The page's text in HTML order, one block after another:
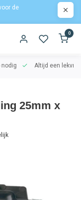
de
0
Altijd een
25mm x